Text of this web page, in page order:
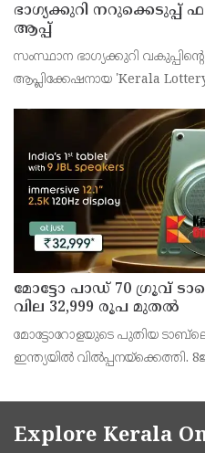
ഭാഗ്യക്കുറി
ആപ്പ്
സംസ്ഥാന ഭാഗ്യക്കുറി
ആപ്ലിക്കേഷനായ 'Kerala
അഞ്ജു കെ എസ് അറിയിച്ചു.
മോട്ടോ പാഡ് 70 ഗ്രൂവ്
വില 32,999 രൂപ മുതൽ
മോട്ടോറോളയുടെ പുതിയ
ഇന്ത്യയിൽ വിൽപ്പനയ്‌ക്കെത്തി.
ഉൾപ്പെടെ 32,999 രൂപയാണ്
Explore Kerala